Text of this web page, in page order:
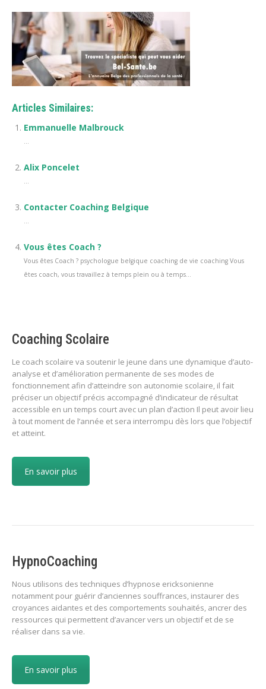
Articles Similaires:
Emmanuelle Malbrouck
...
Alix Poncelet
...
Contacter Coaching Belgique
...
Vous êtes Coach ?
Vous êtes Coach ? psychologue belgique coaching de vie coaching Vous
êtes coach, vous travaillez à temps plein ou à temps...
Coaching Scolaire
Le coach scolaire va soutenir le jeune dans une dynamique d’auto-
analyse et d’amélioration permanente de ses modes de
fonctionnement afin d’atteindre son autonomie scolaire, il fait
préciser un objectif précis accompagné d’indicateur de résultat
accessible en un temps court avec un plan d’action Il peut avoir lieu
à tout moment de l’année et sera interrompu dès lors que l’objectif
et atteint.
En savoir plus
HypnoCoaching
Nous utilisons des techniques d’hypnose ericksonienne
notamment pour guérir d’anciennes souffrances, instaurer des
croyances aidantes et des comportements souhaités, ancrer des
ressources qui permettent d’avancer vers un objectif et de se
réaliser dans sa vie.
En savoir plus